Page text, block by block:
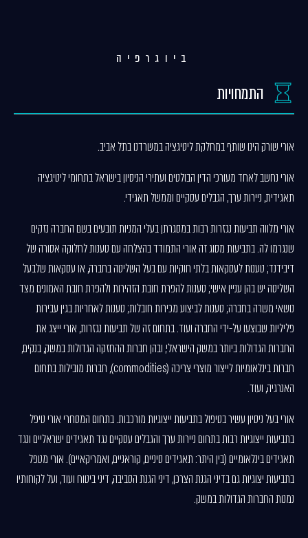
ביוגרפיה
התמחויות
אורי שורק הינו שותף במחלקת ליטיגציה במשרדנו בתל אביב.
אורי נחשב לאחד מעורכי הדין הבולטים ועתירי הניסיון בישראל בתחומי ליטיגציה
תאגידית, ניירות ערך, הגבלים עסקיים וממשל תאגידי.
אורי מלווה תביעות נגזרות רבות במסגרתן בעלי המניות תובעים בשם החברה נזקים
שנגרמו לה. בתביעות מסוג זה אורי התמודד בהצלחה עם טענות לחלוקה אסורה של
דיבידנד; טענות לעסקאות בלתי חוקיות עם בעל השליטה בחברה, או עסקאות שלבעל
השליטה יש בהן עניין אישי; טענות להפרת חובת הזהירות ולהפרת חובת האמונים מצד
נושאי משרה בחברה; טענות לביצוע מכירות חובלות; טענות לאחריות בגין עבירות
פליליות שבוצעו על-ידי החברה ועוד. בתחום זה של תביעות נגזרות, אורי ייצג את
החברות הגדולות ביותר במשק הישראלי, ובהן חברות ההחזקה הגדולות במשק, בנקים,
חברות בינלאומיות לייצור מוצרי צריכה (commodities), חברות מובילות בתחום
האנרגיה, ועוד.
אורי בעל ניסיון עשיר בטיפול בתביעות ייצוגיות מורכבות. בתחום המסחרי אורי טיפל
בתביעות ייצוגיות רבות בתחום ניירות ערך והגבלים עסקיים נגד תאגידים ישראליים ונגד
תאגידים בינלאומיים (בין היתר: תאגידים סיניים, קוראניים, ואמריקאיים). אורי מטפל
בתביעות יצוגיות גם בדיני הגנת הצרכן, דיני הגנת הסביבה, דיני ביטוח ועוד, ועל לקוחותיו
נמנות החברות הגדולות במשק.